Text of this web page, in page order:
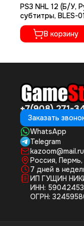
PS3 NHL 12 (Б/У,
субтитры, BLES-
В корзину
+7(908) 271-
Заказать
WhatsApp
Telegram
kazoom@mail.ru
Россия, Пермь,
7 дней в
ИП ГУЩИН
ИНН:
ОГРН: